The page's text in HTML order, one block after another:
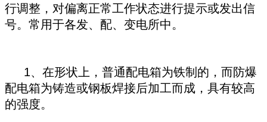
行调整，对偏离正常工作状态进行提示或发出信
号。常用于各发、配、变电所中。
1、在形状上，普通配电箱为铁制的，而防爆
配电箱为铸造或钢板焊接后加工而成，具有较高
的强度。